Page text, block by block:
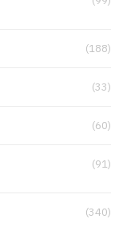
(188)
(33)
(60)
(91)
(340)